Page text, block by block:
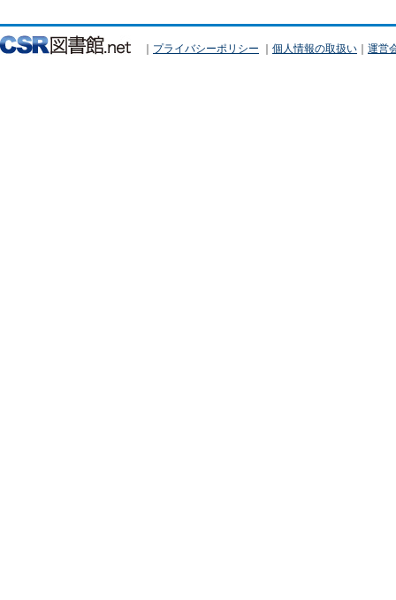
｜ プライバシーポリシー ｜ 個人情報の取扱い ｜ 運営